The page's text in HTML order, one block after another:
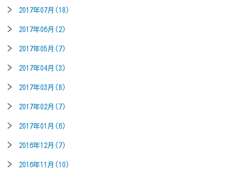
2017年07月(18)
2017年06月(2)
2017年05月(7)
2017年04月(3)
2017年03月(8)
2017年02月(7)
2017年01月(6)
2016年12月(7)
2016年11月(10)